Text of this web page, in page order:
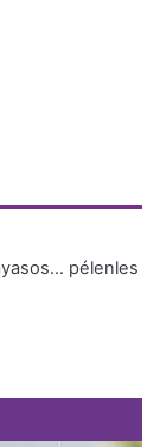
pélenles